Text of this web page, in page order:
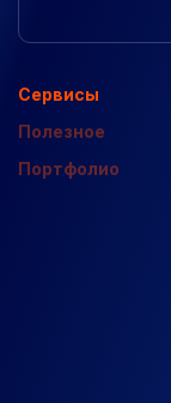
Сервисы
Полезное
Портфолио